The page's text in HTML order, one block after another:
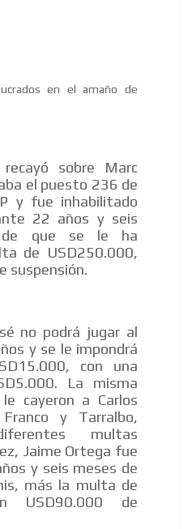
en el amaño de
sobre Marc
el puesto 236 de
y fue inhabilitado
22 años y seis
de que se le ha
de USD250.000,
suspensión.
no podrá jugar al
y se le impondrá
con una
La misma
cayeron a Carlos
y Tarralbo,
multas
Jaime Ortega fue
y seis meses de
más la multa de
USD90.000 de